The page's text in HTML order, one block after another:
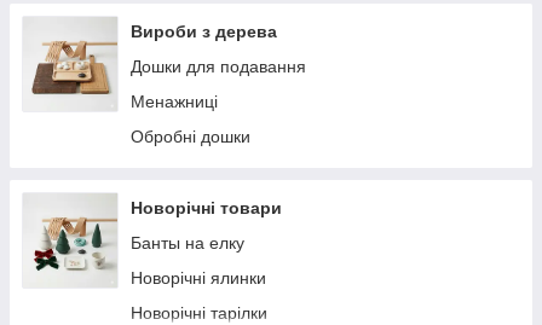
Вироби з дерева
Дошки для подавання
Менажниці
Обробні дошки
Новорічні товари
Банты на елку
Новорічні ялинки
Новорічні тарілки